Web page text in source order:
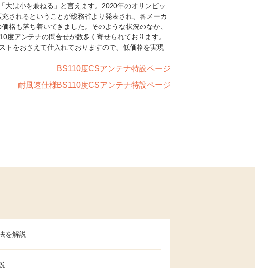
大は小を兼ねる」と言えます。2020年のオリンピッ
されるということが総務省より発表され、各メーカ
格も落ち着いてきました。そのような状況のなか、
度アンテナの問合せが数多く寄せられております。
トをおさえて仕入れておりますので、低価格を実現
BS110度CSアンテナ特設ページ
耐風速仕様BS110度CSアンテナ特設ページ
を解説